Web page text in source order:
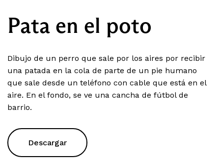
Pata en el poto
Dibujo de un perro que sale por los aires por recibir
una patada en la cola de parte de un pie humano
que sale desde un teléfono con cable que está en el
aire. En el fondo, se ve una cancha de fútbol de
barrio.
Descargar